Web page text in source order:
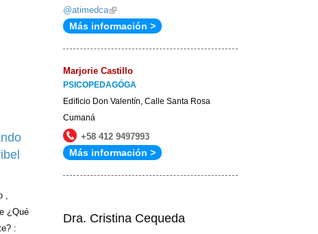
¿Qué
:
@atimedca(link
is
Más información >
Marjorie Castillo
PSICOPEDAGÓGA
Edificio Don Valentín, Calle Santa Rosa
Cumaná
+58 412 9497993
Más información >
Dra. Cristina Cequeda